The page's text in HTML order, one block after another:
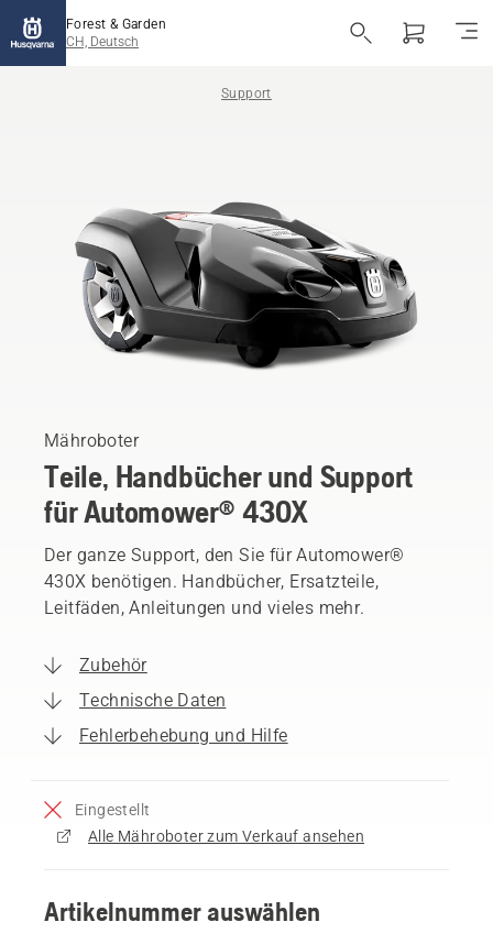
Forest & Garden
CH, Deutsch
Support
Mähroboter
Teile, Handbücher und Support
für Automower® 430X
Der ganze Support, den Sie für Automower®
430X benötigen. Handbücher, Ersatzteile,
Leitfäden, Anleitungen und vieles mehr.
Zubehör
Technische Daten
Fehlerbehebung und Hilfe
Eingestellt
Alle Mähroboter zum Verkauf ansehen
Artikelnummer auswählen